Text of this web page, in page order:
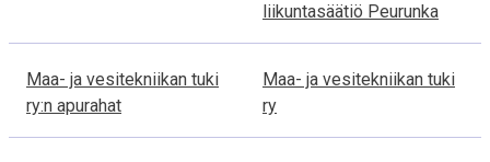
a
liikuntasäätiö Peurunka
Maa- ja vesitekniikan tuki
ry:n apurahat
Maa- ja vesitekniikan tuki
ry